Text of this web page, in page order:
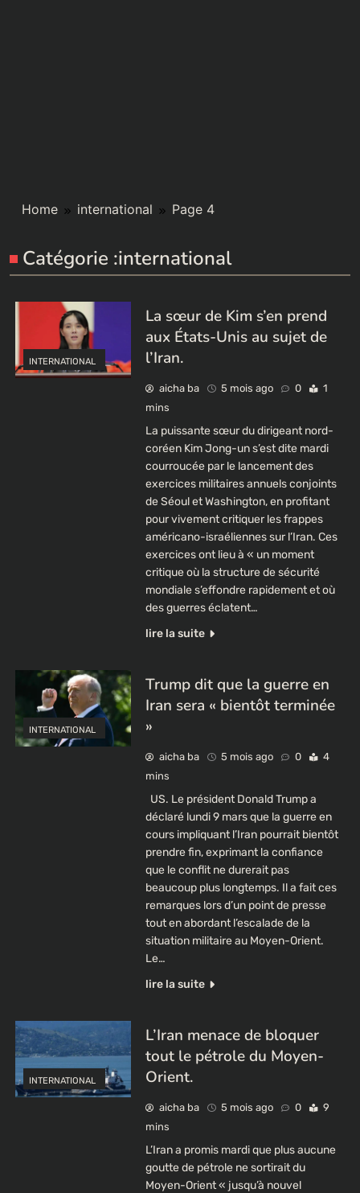
Home international Page 4
Catégorie :international
INTERNATIONAL
La sœur de Kim s’en prend
aux États-Unis au sujet de
l’Iran.
aicha ba 5 mois ago 0
1
mins
La puissante sœur du dirigeant nord-
coréen Kim Jong-un s’est dite mardi
courroucée par le lancement des
exercices militaires annuels conjoints
de Séoul et Washington, en profitant
pour vivement critiquer les frappes
américano-israéliennes sur l’Iran. Ces
exercices ont lieu à « un moment
critique où la structure de sécurité
mondiale s’effondre rapidement et où
des guerres éclatent…
lire la suite
INTERNATIONAL
Trump dit que la guerre en
Iran sera « bientôt terminée
»
aicha ba 5 mois ago 0
4
mins
US. Le président Donald Trump a
déclaré lundi 9 mars que la guerre en
cours impliquant l’Iran pourrait bientôt
prendre fin, exprimant la confiance
que le conflit ne durerait pas
beaucoup plus longtemps. Il a fait ces
remarques lors d’un point de presse
tout en abordant l’escalade de la
situation militaire au Moyen-Orient.
Le…
lire la suite
INTERNATIONAL
L’Iran menace de bloquer
tout le pétrole du Moyen-
Orient.
aicha ba 5 mois ago 0
9
mins
L’Iran a promis mardi que plus aucune
goutte de pétrole ne sortirait du
Moyen-Orient « jusqu’à nouvel